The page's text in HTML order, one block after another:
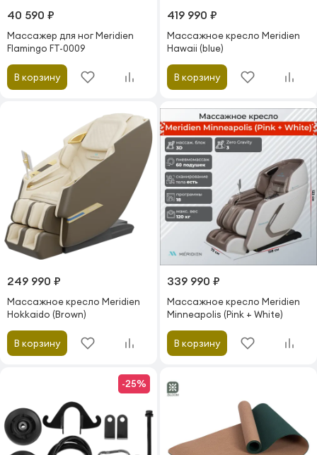
40 590 ₽
Массажер для ног Meridien
Flamingo FT-0009
В корзину
419 990 ₽
Массажное кресло Meridien
Hawaii (blue)
В корзину
249 990 ₽
Массажное кресло Meridien
Hokkaido (Brown)
В корзину
339 990 ₽
Массажное кресло Meridien
Minneapolis (Pink + White)
В корзину
-25%